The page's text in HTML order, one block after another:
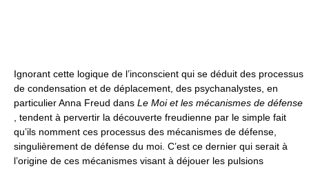
Ignorant cette logique de l’inconscient qui se déduit des processus
de condensation et de déplacement, des psychanalystes, en
particulier Anna Freud dans Le Moi et les mécanismes de défense
, tendent à pervertir la découverte freudienne par le simple fait
qu’ils nomment ces processus des mécanismes de défense,
singulièrement de défense du moi. C’est ce dernier qui serait à
l’origine de ces mécanismes visant à déjouer les pulsions